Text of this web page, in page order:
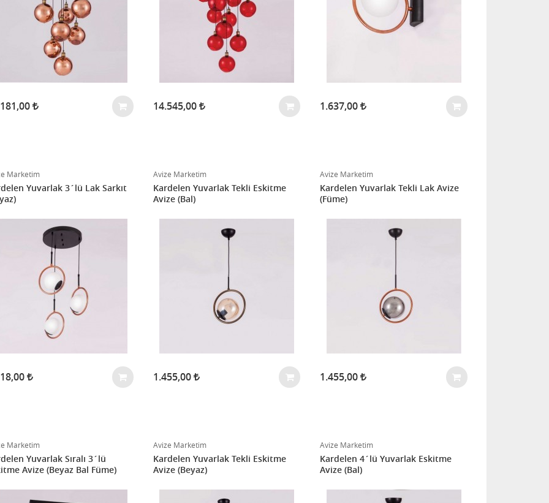
14.545,00 1.637,00
Marketim
Yuvarlak 3´lü Lak Sarkıt
Avize Marketim
Kardelen Yuvarlak Tekli Eskitme
Avize (Bal)
1.455,00
Avize Marketim
Kardelen Yuvarlak Tekli Lak Avize
(Füme)
1.455,00
Marketim
Yuvarlak Sıralı 3´lü
Avize (Beyaz Bal Füme)
Avize Marketim
Kardelen Yuvarlak Tekli Eskitme
Avize (Beyaz)
Avize Marketim
Kardelen 4´lü Yuvarlak Eskitme
Avize (Bal)